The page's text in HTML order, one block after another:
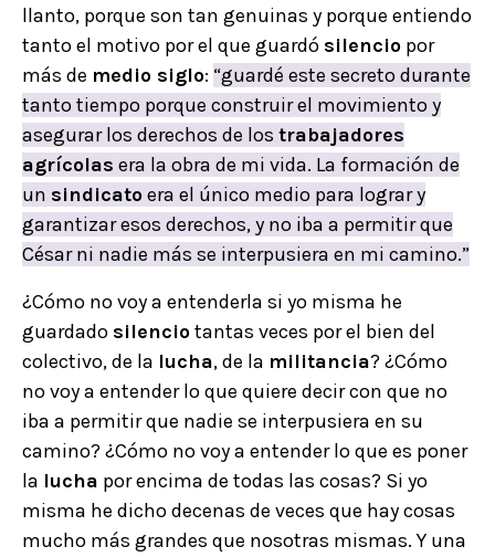
llanto, porque son tan genuinas y porque entiendo
tanto el motivo por el que guardó silencio por
más de medio siglo: “guardé este secreto durante
tanto tiempo porque construir el movimiento y
asegurar los derechos de los trabajadores
agrícolas era la obra de mi vida. La formación de
un sindicatoera el único medio para lograr y
garantizar esos derechos, y no iba a permitir que
César ni nadie más se interpusiera en mi camino.”
¿Cómo no voy a entenderla si yo misma he
guardado silenciotantas veces por el bien del
colectivo, de la lucha, de la militancia? ¿Cómo
no voy a entender lo que quiere decir con que no
iba a permitir que nadie se interpusiera en su
camino? ¿Cómo no voy a entender lo que es poner
la lucha por encima de todas las cosas? Si yo
misma he dicho decenas de veces que hay cosas
mucho más grandes que nosotras mismas. Y una